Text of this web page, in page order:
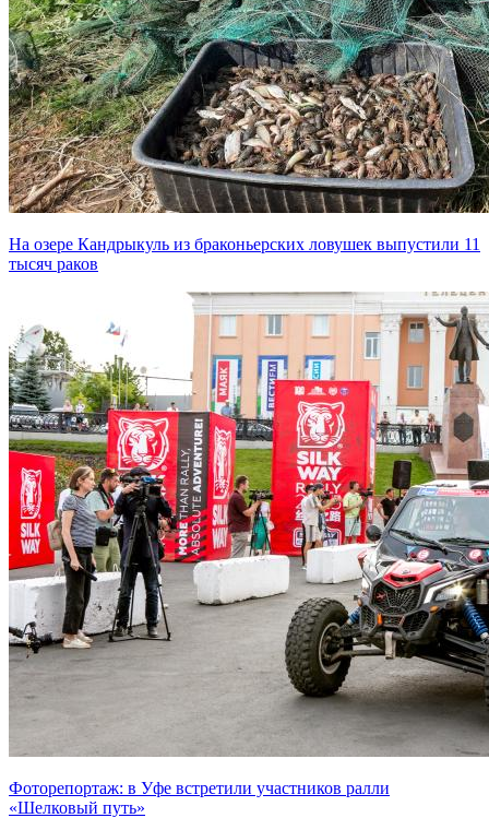
На озере Кандрыкуль из браконьерских ловушек выпустили 11
тысяч раков
Фоторепортаж: в Уфе встретили участников ралли
«Шелковый путь»